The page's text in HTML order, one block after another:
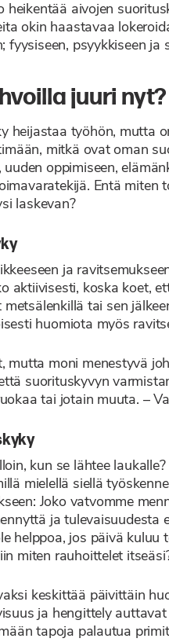
heikentää aivojen
okin haastavaa
fyysiseen, psyykkiseen ja
juuri nyt?
heijastaa työhön, mutta
mitkä ovat oman
oppimiseen,
Entä
laskevan?
ja
aktiivisesti, koska koet,
tai sen
huomiota myös
mutta moni menestyvä
suorituskyvyn
tai jotain muuta. –
kun se lähtee
mielellä siellä
Joko vatvomme
ja
helppoa, jos päivä
miten rauhoittelet
keskittää päivittäin
ja hengittely
tapoja palautua